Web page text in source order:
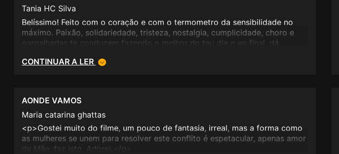
Tania HC Silva
Belíssimo! Feito com o coração e com o termometro da sensibilidade no
máximo. Paixão, solidariedade, tristeza, nostalgia, cumplicidade, choro e
gargalhadas te conduzem fazendo o melhor do teu dia e ao final, dá
chilicando na troca de crenças é imperdivel ! Já vi umas 30 vezes.
CONTINUAR A LER
AONDE VAMOS
Maria catarina ghattas
<p>Gostei muito do filme, um pouco de fantasia, irreal, mas a forma como
as mulheres se unem para resolver este conflito é espetacular, apenas amor
de Mãe, faz isto. Adorei.</p>